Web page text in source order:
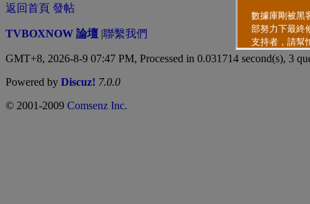
返回首頁 發帖
TVBOXNOW 論壇 |聯繫我們
GMT+8, 2026-8-9 07:47 PM, Processed in 0.031714 second(s), 3
Powered by Discuz! 7.0.0
© 2001-2009 Comsenz Inc.